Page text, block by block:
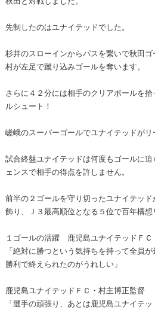
先制したのはユナイテッドでした。
杉井のスローインからパスを繋いで秋田
村が左足で蹴り込みゴールを奪います。
さらに４２分には相手のクリアボールを
ルシュート！
嵯峨のスーパーゴールでユナイテッドがリ
試合終盤ユナイテッドは何度もゴールに
ェンスで相手の得点を許しません。
前半の２ゴールを守り切ったユナイテッ
飾り、Ｊ３最高順位となる５位で百年構想
１ゴールの活躍 鹿児島ユナイテッドＦＣ
「絶対に勝つという気持ちを持って全員
勝利で終えられたのがうれしい」
鹿児島ユナイテッドＦＣ・村主博正監督
「選手の頑張り、あとは鹿児島ユナイテ